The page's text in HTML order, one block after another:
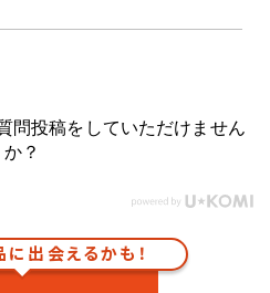
問投稿をしていただけません
か？
出会えるかも！